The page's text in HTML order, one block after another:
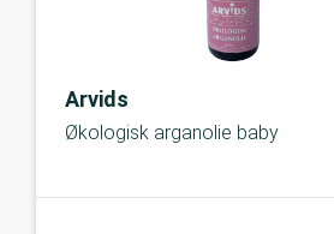
Arvids
Økologisk arganolie baby